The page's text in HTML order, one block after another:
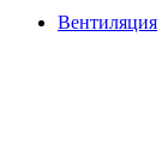
Вентиляция